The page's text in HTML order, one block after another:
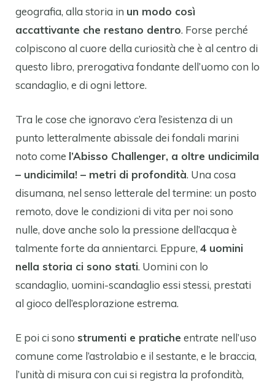
geografia, alla storia in un modo così
accattivante che restano dentro. Forse perché
colpiscono al cuore della curiosità che è al centro di
questo libro, prerogativa fondante dell’uomo con lo
scandaglio, e di ogni lettore.
Tra le cose che ignoravo c’era l’esistenza di un
punto letteralmente abissale dei fondali marini
noto come l’Abisso Challenger, a oltre undicimila
– undicimila! – metri di profondità. Una cosa
disumana, nel senso letterale del termine: un posto
remoto, dove le condizioni di vita per noi sono
nulle, dove anche solo la pressione dell’acqua è
talmente forte da annientarci. Eppure, 4 uomini
nella storia ci sono stati. Uomini con lo
scandaglio, uomini-scandaglio essi stessi, prestati
al gioco dell’esplorazione estrema.
E poi ci sono strumenti e pratiche entrate nell’uso
comune come l’astrolabio e il sestante, e le braccia,
l’unità di misura con cui si registra la profondità,